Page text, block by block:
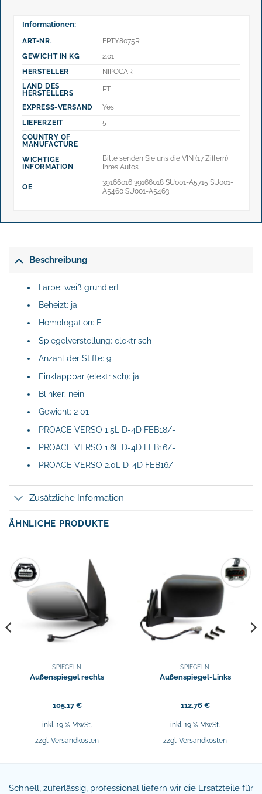
Informationen:
ART-NR.
EP.TY8075R
GEWICHT IN KG
2.01
HERSTELLER
NIPOCAR
LAND DES
HERSTELLERS
PT
EXPRESS-VERSAND
Yes
LIEFERZEIT
5
COUNTRY OF
MANUFACTURE
WICHTIGE
INFORMATION
Bitte senden Sie uns die VIN (17 Ziffern)
Ihres Autos
OE
39166016 39166018 SU001-A5715 SU001-
A5460 SU001-A5463
Beschreibung
Farbe: weiß grundiert
Beheizt: ja
Homologation: E
Spiegelverstellung: elektrisch
Anzahl der Stifte: 9
Einklappbar (elektrisch): ja
Blinker: nein
Gewicht: 2 01
PROACE VERSO 1.5L D-4D FEB18/-
PROACE VERSO 1.6L D-4D FEB16/-
PROACE VERSO 2.0L D-4D FEB16/-
Zusätzliche Information
ÄHNLICHE PRODUKTE
SPIEGELN
Außenspiegel rechts
105,17€
inkl. 19 % MwSt.
zzgl. Versandkosten
SPIEGELN
Außenspiegel-Links
112,76 €
inkl. 19 % MwSt.
zzgl. Versandkosten
Schnell, zuferlässig, professional liefern wir die Ersatzteile für